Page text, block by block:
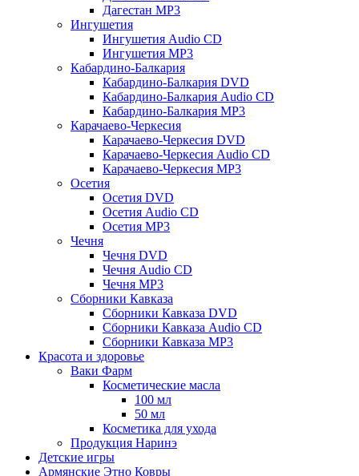
Дагестан MP3
Ингушетия
Ингушетия Audio CD
Ингушетия MP3
Кабардино-Балкария
Кабардино-Балкария DVD
Кабардино-Балкария Audio CD
Кабардино-Балкария MP3
Карачаево-Черкесия
Карачаево-Черкесия DVD
Карачаево-Черкесия Audio CD
Карачаево-Черкесия MP3
Осетия
Осетия DVD
Осетия Audio CD
Осетия MP3
Чечня
Чечня DVD
Чечня Audio CD
Чечня MP3
Сборники Кавказа
Сборники Кавказа DVD
Сборники Кавказа Audio CD
Сборники Кавказа MP3
Красота и здоровье
Ваки Фарм
Косметические масла
100 мл
50 мл
Косметика для ухода
Продукция Наринэ
Детские игры
Армянские Этно Ковры